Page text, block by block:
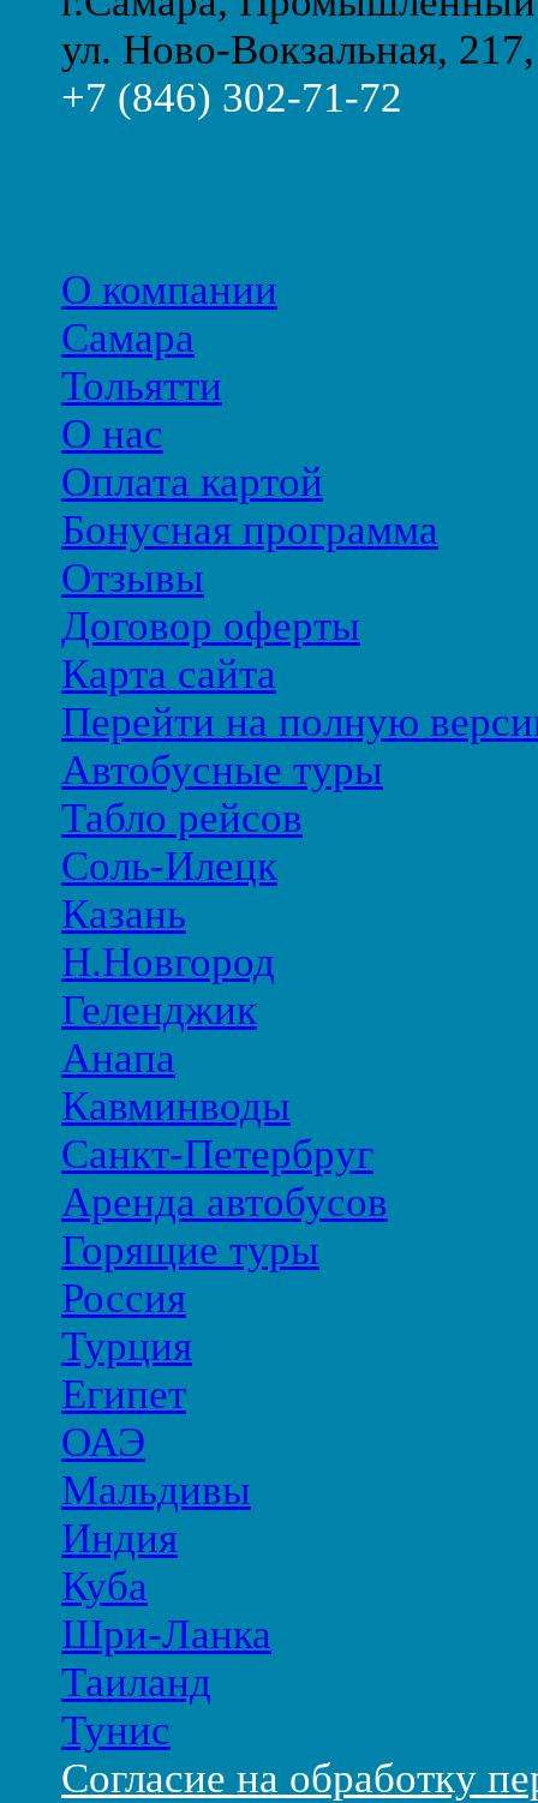
ул. Ново-Вокзальная,
+7 (846) 302-71-72
О компании
Самара
Тольятти
О нас
Оплата картой
Бонусная программа
Отзывы
Договор оферты
Карта сайта
Перейти на полную
Автобусные туры
Табло рейсов
Соль-Илецк
Казань
Н.Новгород
Геленджик
Анапа
Кавминводы
Санкт-Петербруг
Аренда автобусов
Горящие туры
Россия
Турция
Египет
ОАЭ
Мальдивы
Индия
Куба
Шри-Ланка
Таиланд
Тунис
Согласие на обработку